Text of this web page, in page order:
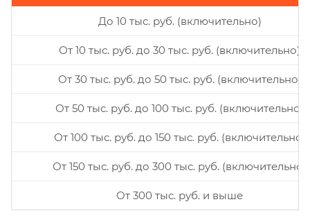
До 10 тыс. руб. (включительно)
От 10 тыс. руб. до 30 тыс. руб. (включительно)
От 30 тыс. руб. до 50 тыс. руб. (включительно)
От 50 тыс. руб. до 100 тыс. руб. (включительно)
От 100 тыс. руб. до 150 тыс. руб. (включительно)
От 150 тыс. руб. до 300 тыс. руб. (включительно)
От 300 тыс. руб. и выше